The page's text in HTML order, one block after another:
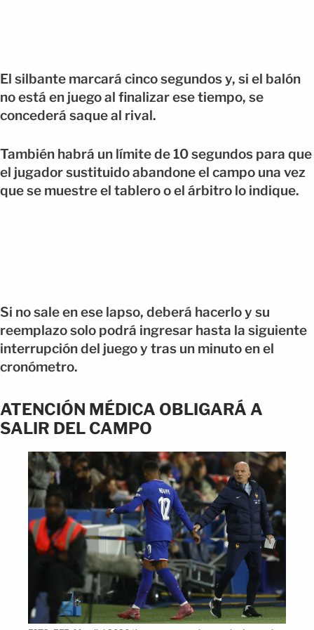
El silbante marcará cinco segundos y, si el balón
no está en juego al finalizar ese tiempo, se
concederá saque al rival.
También habrá un límite de 10 segundos para que
el jugador sustituido abandone el campo una vez
que se muestre el tablero o el árbitro lo indique.
Si no sale en ese lapso, deberá hacerlo y su
reemplazo solo podrá ingresar hasta la siguiente
interrupción del juego y tras un minuto en el
cronómetro.
ATENCIÓN MÉDICA OBLIGARÁ A
SALIR DEL CAMPO